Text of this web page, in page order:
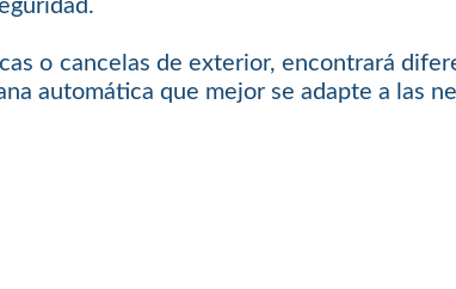
o cancelas de exterior, encontrará
automática que mejor se adapte a las